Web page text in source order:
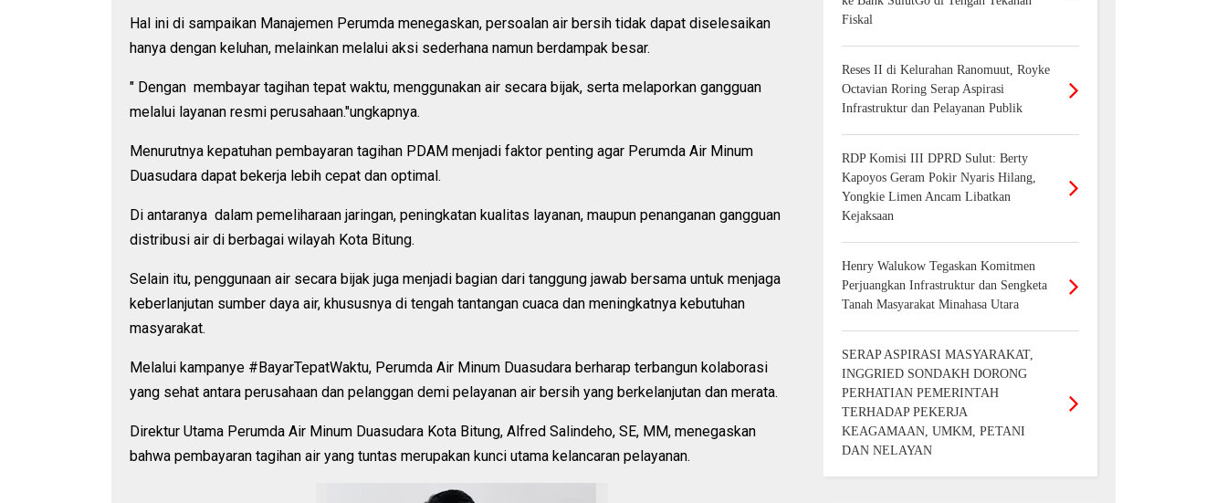
Hal ini di sampaikan Manajemen Perumda menegaskan, persoalan air bersih tidak dapat diselesaikan
hanya dengan keluhan, melainkan melalui aksi sederhana namun berdampak besar.
" Dengan membayar tagihan tepat waktu, menggunakan air secara bijak, serta melaporkan gangguan
melalui layanan resmi perusahaan."ungkapnya.
Menurutnya kepatuhan pembayaran tagihan PDAM menjadi faktor penting agar Perumda Air Minum
Duasudara dapat bekerja lebih cepat dan optimal.
Di antaranya dalam pemeliharaan jaringan, peningkatan kualitas layanan, maupun penanganan gangguan
distribusi air di berbagai wilayah Kota Bitung.
Selain itu, penggunaan air secara bijak juga menjadi bagian dari tanggung jawab bersama untuk menjaga
keberlanjutan sumber daya air, khususnya di tengah tantangan cuaca dan meningkatnya kebutuhan
masyarakat.
Melalui kampanye #BayarTepatWaktu, Perumda Air Minum Duasudara berharap terbangun kolaborasi
yang sehat antara perusahaan dan pelanggan demi pelayanan air bersih yang berkelanjutan dan merata.
Direktur Utama Perumda Air Minum Duasudara Kota Bitung, Alfred Salindeho, SE, MM, menegaskan
bahwa pembayaran tagihan air yang tuntas merupakan kunci utama kelancaran pelayanan.
Fiskal
Reses II di Kelurahan Ranomuut, Royke
Octavian Roring Serap Aspirasi
Infrastruktur dan Pelayanan Publik
RDP Komisi III DPRD Sulut: Berty
Kapoyos Geram Pokir Nyaris Hilang,
Yongkie Limen Ancam Libatkan
Kejaksaan
Henry Walukow Tegaskan Komitmen
Perjuangkan Infrastruktur dan Sengketa
Tanah Masyarakat Minahasa Utara
SERAP ASPIRASI MASYARAKAT,
INGGRIED SONDAKH DORONG
PERHATIAN PEMERINTAH
TERHADAP PEKERJA
KEAGAMAAN, UMKM, PETANI
DAN NELAYAN